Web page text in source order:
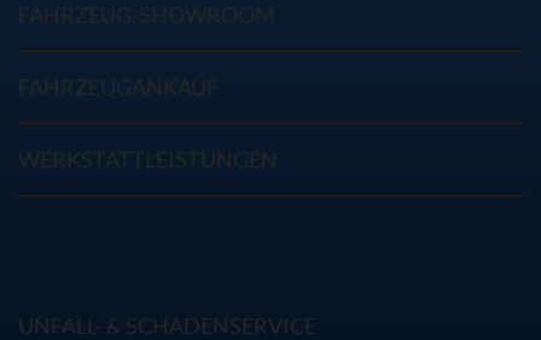
FAHRZEUG-SHOWROOM
FAHRZEUGANKAUF
WERKSTATTLEISTUNGEN
UNFALL- & SCHADENSERVICE